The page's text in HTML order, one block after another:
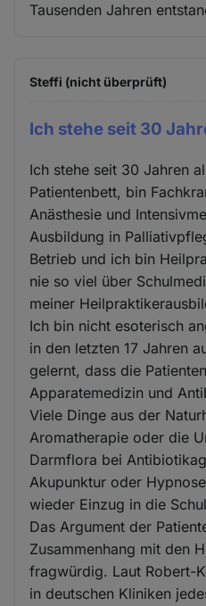
Tausenden Jahren
Steffi (nicht überprüft)
Ich stehe seit 30
Ich stehe seit 30 Jahren
Patientenbett, bin
Anästhesie und
Ausbildung in
Betrieb und ich bin
nie so viel über
meiner
Ich bin nicht esoterisch
in den letzten 17 Jahren
gelernt, dass die
Apparatemedizin und
Viele Dinge aus der
Aromatherapie oder die
Darmflora bei
Akupunktur oder
wieder Einzug in die
Das Argument der
Zusammenhang mit den
fragwürdig. Laut Robert-
in deutschen Kliniken